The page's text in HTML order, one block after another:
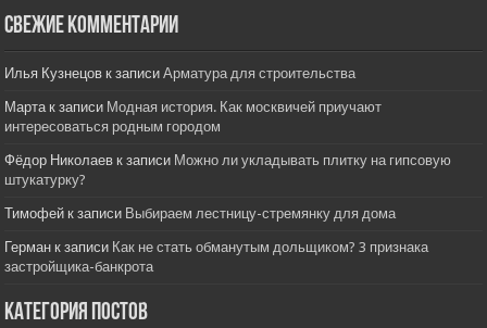
Свежие комментарии
Илья Кузнецов к записиАрматура для строительства
Мартак записи Модная история. Как москвичей приучают
интересоваться родным городом
Фёдор Николаев к записи Можно ли укладывать плитку на гипсовую
штукатурку?
Тимофей к записи Выбираем лестницу-стремянку для дома
Герман к записи Как не стать обманутым дольщиком? 3 признака
застройщика-банкрота
Категория постов